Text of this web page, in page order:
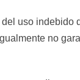
uso indebido
no